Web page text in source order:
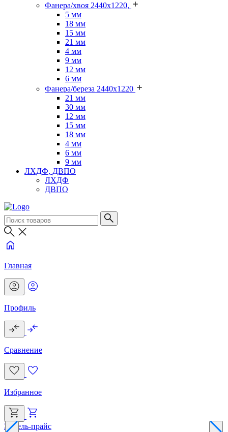
Фанера/хвоя 2440х1220,
5 мм
18 мм
15 мм
21 мм
4 мм
9 мм
12 мм
6 мм
Фанера/береза 2440х1220
21 мм
30 мм
12 мм
15 мм
18 мм
4 мм
6 мм
9 мм
ЛХДФ, ДВПО
ЛХДФ
ДВПО
Главная
Профиль
Сравнение
Избранное
Эксель-прайс